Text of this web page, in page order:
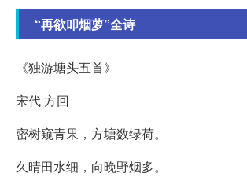
“再欲叩烟萝”全诗
《独游塘头五首》
宋代 方回
密树窥青果，方塘数绿荷。
久晴田水细，向晚野烟多。